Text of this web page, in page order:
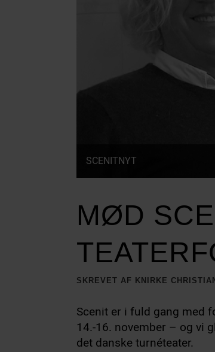
SCENITNYT
MØD
SKREVET AF KNIRKE
Scenit er i fuld gang med
14.-16. november – og vi
det danske turnéteater.